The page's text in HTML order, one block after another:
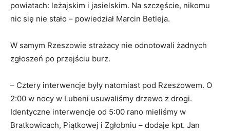
powiatach: leżajskim i jasielskim. Na szczęście, nikomu
nic się nie stało – powiedział Marcin Betleja.
W samym Rzeszowie strażacy nie odnotowali żadnych
zgłoszeń po przejściu burz.
– Cztery interwencje były natomiast pod Rzeszowem. O
2:00 w nocy w Lubeni usuwaliśmy drzewo z drogi.
Identyczne interwencje od 5:00 rano mieliśmy w
Bratkowicach, Piątkowej i Zgłobniu – dodaje kpt. Jan